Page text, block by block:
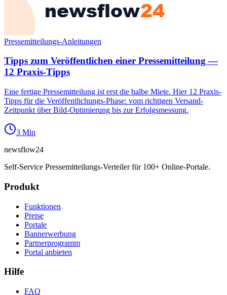
Pressemitteilungs-Anleitungen
Tipps zum Veröffentlichen einer Pressemitteilung —
12 Praxis-Tipps
Eine fertige Pressemitteilung ist erst die halbe Miete. Hier 12 Praxis-
Tipps für die Veröffentlichungs-Phase: vom richtigen Versand-
Zeitpunkt über Bild-Optimierung bis zur Erfolgsmessung.
3 Min
newsflow24
Self-Service Pressemitteilungs-Verteiler für 100+ Online-Portale.
Produkt
Funktionen
Preise
Portale
Bannerwerbung
Partnerprogramm
Portal anbieten
Hilfe
FAQ